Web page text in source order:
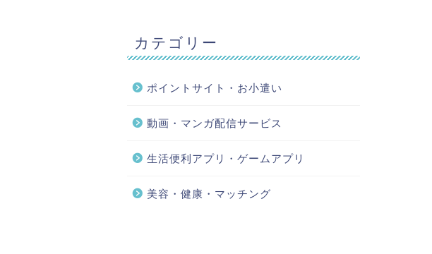
カテゴリー
ポイントサイト・お小遣い
動画・マンガ配信サービス
生活便利アプリ・ゲームアプリ
美容・健康・マッチング